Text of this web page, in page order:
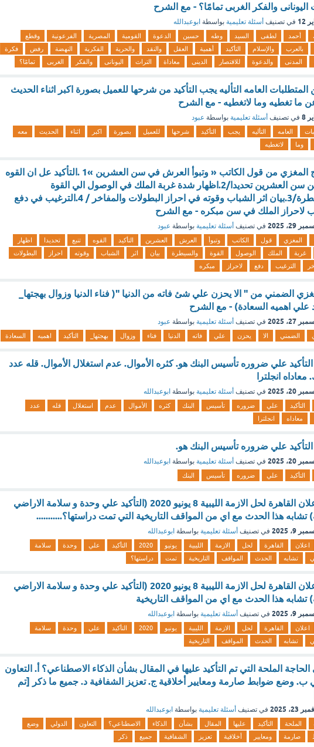
اليونانى والفكر الغربى تمامًا؟ - مع الشرح
12 في تصنيف أسئلة تعليمية بواسطة ابوعبدالله
أحمد لطفى السيد وطه حسين الدعوة القومية المصرية الفرعونية
وقطع
بالعرب والإسلام التأكيد أهمية العقل والنقد والحرية الفكرية النهضة رفض
فكرة
المدنى والدعوة للاقتصار الدينى معاداة التراث اليونانى والفكر الغربى تمامًا؟
العامه التأليه يجب التأكيد من شرحها للعميل بصورة اكبر اثناء الحديث
ما تغطيه وما لاتغطيه - مع الشرح
8 في تصنيف أسئلة تعليمية بواسطة عبود
العامه التأليه يجب التأكيد شرحها للعميل بصورة اكبر اثناء الحديث
معه
وما لاتغطيه
استنتج المغزي من قول الكاتب « وتبوأ العرش في سن العشرين »1 .التأكيد عل ان القوه
تنبع من سن العشرين تحديدا/2.اظهار شدة غربة الملك في الوصول الي القوة
والسيطرة/3.بيان اثر الشباب وقوته في احراز البطولات والمفاخر / 4.الترغيب في دفع
لاحراز الملك في سن مبكره - مع الشرح
29، 2025 في تصنيف أسئلة تعليمية بواسطة عبود
المغزي قول الكاتب وتبوأ العرش العشرين التأكيد القوه تنبع تحديدا
اظهار
غربة الملك الوصول القوة والسيطرة بيان اثر الشباب وقوته احراز
البطولات
الترغيب دفع لاحراز مبكره
الضمني من " الا يحزن علي شئ فاته من الدنيا "( فناء الدنيا وزوال بهجتها_
علي اهميه السعادة) - مع الشرح
27، 2025 في تصنيف أسئلة تعليمية بواسطة عبود
الضمني الا يحزن علي فاته الدنيا فناء وزوال بهجتها_ التأكيد اهميه السعادة
علي ضروره تأسيس البنك هو. كثره الأموال. عدم استغلال الأموال. قله عدد
معاداه انجلترا
20، 2025 في تصنيف أسئلة تعليمية بواسطة ابوعبدالله
التأكيد علي ضروره تأسيس البنك كثره الأموال عدم استغلال قله
عدد
معاداه انجلترا
علي ضروره تأسيس البنك هو.
20، 2025 في تصنيف أسئلة تعليمية بواسطة ابوعبدالله
التأكيد علي ضروره تأسيس البنك
جاء اعلان القاهرة لحل الازمة الليبية 8 يونيو 2020 (التأكيد علي وحدة و سلامة الاراضي
تشابه هذا الحدث مع اي من المواقف التاريخية التي تمت دراستها؟...........
9، 2025 في تصنيف أسئلة تعليمية بواسطة ابوعبدالله
اعلان القاهرة لحل الازمة الليبية يونيو 2020 التأكيد علي وحدة
سلامة
تشابه الحدث المواقف التاريخية تمت دراستها؟
جاء اعلان القاهرة لحل الازمة الليبية 8 يونيو 2020 (التأكيد علي وحدة و سلامة الاراضي
تشابه هذا الحدث مع اي من المواقف التاريخية
9، 2025 في تصنيف أسئلة تعليمية بواسطة ابوعبدالله
اعلان القاهرة لحل الازمة الليبية يونيو 2020 التأكيد علي وحدة
سلامة
تشابه الحدث المواقف التاريخية
الملحة التي تم التأكيد عليها في المقال بشأن الذكاء الاصطناعي؟ أ. التعاون
ب. وضع ضوابط صارمة ومعايير أخلاقية ج. تعزيز الشفافية د. جميع ما ذكر [تم
23، 2025 في تصنيف أسئلة تعليمية بواسطة ابوعبدالله
الملحة التأكيد عليها المقال بشأن الذكاء الاصطناعي؟ التعاون الدولي
وضع
صارمة ومعايير أخلاقية تعزيز الشفافية جميع ذكر